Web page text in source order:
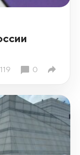
119 0